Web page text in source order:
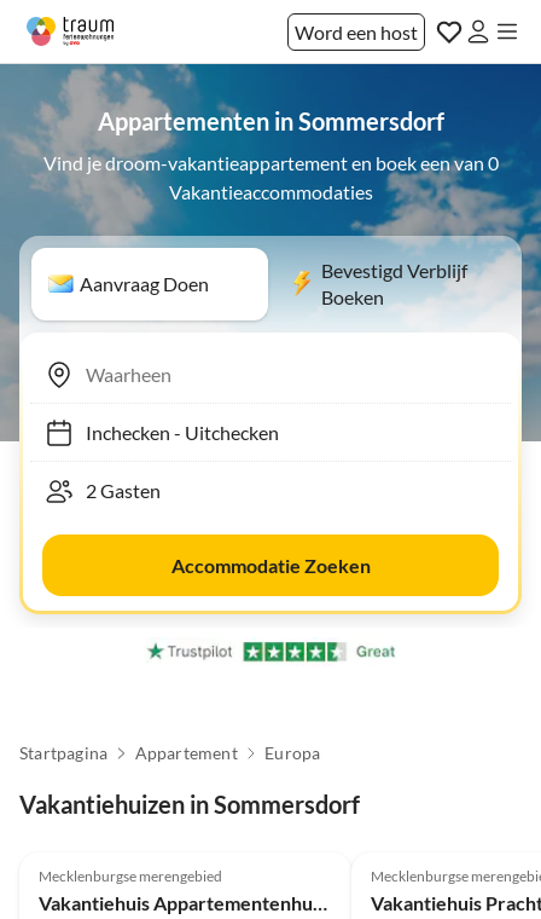
Word een host
Appartementen in Sommersdorf
Vind je droom-vakantieappartement en boek een van 0
Vakantieaccommodaties
Aanvraag Doen
Bevestigd Verblijf
Boeken
Inchecken- Uitchecken
Accommodatie Zoeken
Startpagina Appartement Europa
Vakantiehuizen in Sommersdorf
Mecklenburgse merengebied Mecklenburgse